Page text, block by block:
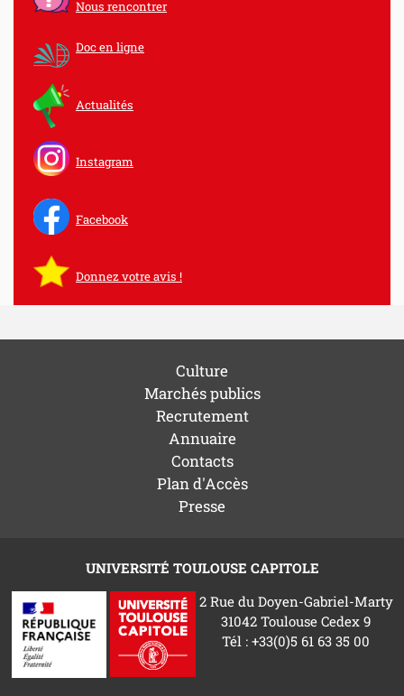
Nous rencontrer
Doc en ligne
Actualités
Instagram
Facebook
Donnez votre avis !
Culture
Marchés publics
Recrutement
Annuaire
Contacts
Plan d'Accès
Presse
UNIVERSITÉ TOULOUSE CAPITOLE
2 Rue du Doyen-Gabriel-Marty
31042 Toulouse Cedex 9
Tél : +33(0)5 61 63 35 00